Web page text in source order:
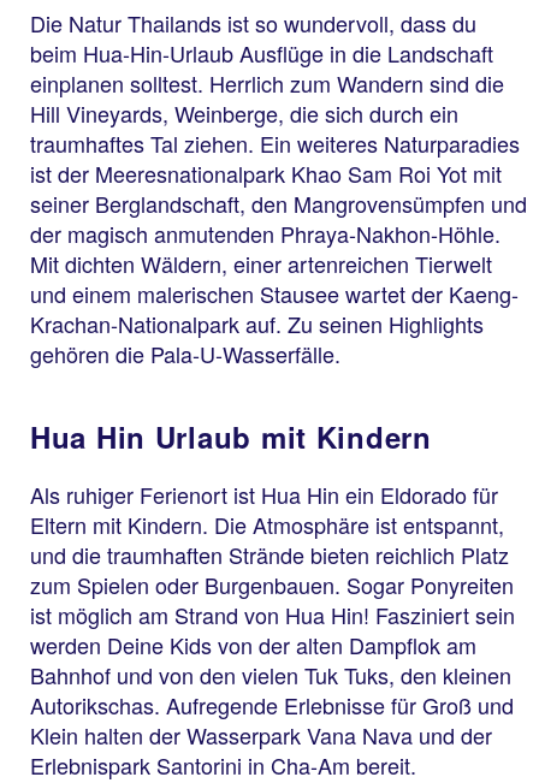
Die Natur Thailands ist so wundervoll, dass du
beim Hua-Hin-Urlaub Ausflüge in die Landschaft
einplanen solltest. Herrlich zum Wandern sind die
Hill Vineyards, Weinberge, die sich durch ein
traumhaftes Tal ziehen. Ein weiteres Naturparadies
ist der Meeresnationalpark Khao Sam Roi Yot mit
seiner Berglandschaft, den Mangrovensümpfen und
der magisch anmutenden Phraya-Nakhon-Höhle.
Mit dichten Wäldern, einer artenreichen Tierwelt
und einem malerischen Stausee wartet der Kaeng-
Krachan-Nationalpark auf. Zu seinen Highlights
gehören die Pala-U-Wasserfälle.
Hua Hin Urlaub mit Kindern
Als ruhiger Ferienort ist Hua Hin ein Eldorado für
Eltern mit Kindern. Die Atmosphäre ist entspannt,
und die traumhaften Strände bieten reichlich Platz
zum Spielen oder Burgenbauen. Sogar Ponyreiten
ist möglich am Strand von Hua Hin! Fasziniert sein
werden Deine Kids von der alten Dampflok am
Bahnhof und von den vielen Tuk Tuks, den kleinen
Autorikschas. Aufregende Erlebnisse für Groß und
Klein halten der Wasserpark Vana Nava und der
Erlebnispark Santorini in Cha-Am bereit.